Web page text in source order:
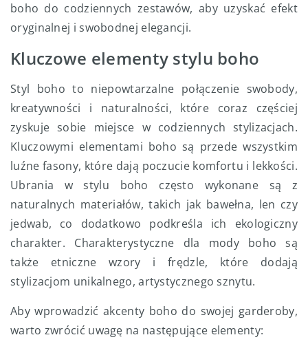
boho do codziennych zestawów, aby uzyskać efekt
oryginalnej i swobodnej elegancji.
Kluczowe elementy stylu boho
Styl boho to niepowtarzalne połączenie swobody,
kreatywności i naturalności, które coraz częściej
zyskuje sobie miejsce w codziennych stylizacjach.
Kluczowymi elementami boho są przede wszystkim
luźne fasony, które dają poczucie komfortu i lekkości.
Ubrania w stylu boho często wykonane są z
naturalnych materiałów, takich jak bawełna, len czy
jedwab, co dodatkowo podkreśla ich ekologiczny
charakter. Charakterystyczne dla mody boho są
także etniczne wzory i frędzle, które dodają
stylizacjom unikalnego, artystycznego sznytu.
Aby wprowadzić akcenty boho do swojej garderoby,
warto zwrócić uwagę na następujące elementy: